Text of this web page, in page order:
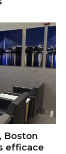
Boston
efficace